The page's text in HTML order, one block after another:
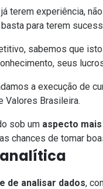
terem experiência,
para terem
sabemos que
seus
a execução de
Valores Brasileira.
sob um aspecto
chances de tomar
de analisar dados,